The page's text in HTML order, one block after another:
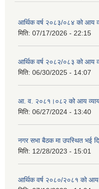
आर्थिक वर्ष २०८३/०८४ को आय
मिति: 07/17/2026 - 22:15
आर्थिक वर्ष २०८२/०८३ को आय
मिति: 06/30/2025 - 14:07
आ. व. २०८१।०८२ को आय व्याय
मिति: 06/27/2024 - 13:40
नगर सभा बैठक मा उपस्थित भई
मिति: 12/28/2023 - 15:01
आर्थिक वर्ष २०८०/२०८१ को आय